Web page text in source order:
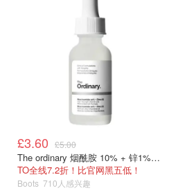
£3.60 £5.00
The ordinary 烟酰胺 10% + 锌1% 精华 30ml
TO全线7.2折！比官网黑五低！
Boots 710人感兴趣